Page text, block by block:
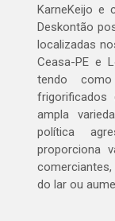
KarneKeijo e
Deskontão
localizadas
Ceasa-PE e
tendo
frigorificados
ampla
política
proporciona
do lar ou